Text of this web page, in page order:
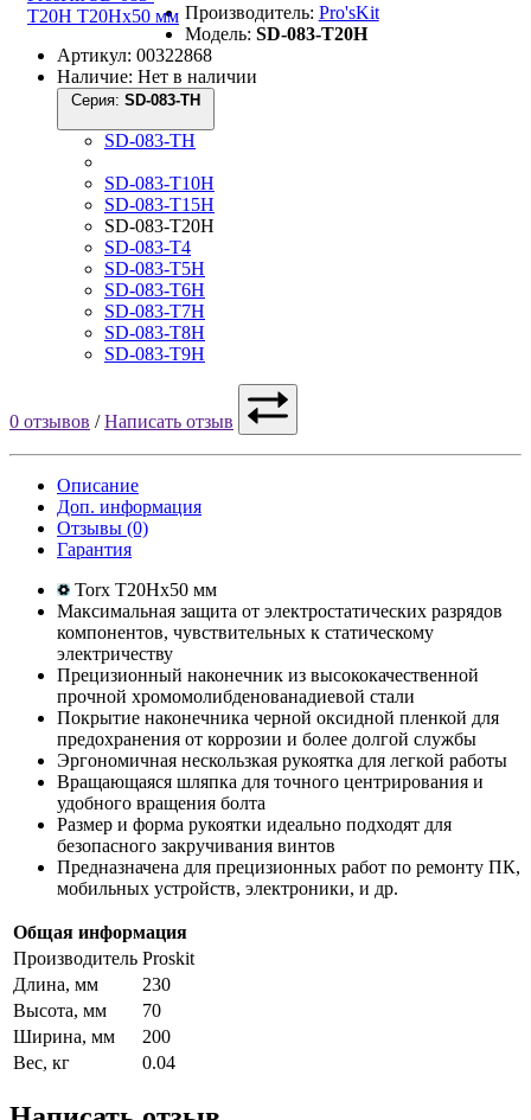
Производитель: Pro'sKit
Модель: SD-083-T20H
Артикул: 00322868
Наличие: Нет в наличии
Серия:
SD-083-TH
SD-083-T10H
SD-083-T15H
SD-083-T20H
SD-083-T4
SD-083-T5H
SD-083-T6H
SD-083-T7H
SD-083-T8H
SD-083-T9H
0 отзывов /Написать отзыв
Описание
Доп. информация
Отзывы (0)
Гарантия
Torx T20Hx50 мм
Максимальная защита от электростатических разрядов
компонентов, чувствительных к статическому
электричеству
Прецизионный наконечник из высококачественной
прочной хромомолибденованадиевой стали
Покрытие наконечника черной оксидной пленкой для
предохранения от коррозии и более долгой службы
Эргономичная нескользкая рукоятка для легкой работы
Вращающаяся шляпка для точного центрирования и
удобного вращения болта
Размер и форма рукоятки идеально подходят для
безопасного закручивания винтов
Предназначена для прецизионных работ по ремонту ПК,
мобильных устройств, электроники, и др.
Общая информация
Производитель Proskit
Длина, мм
230
Высота, мм
70
Ширина, мм
200
Вес, кг
0.04